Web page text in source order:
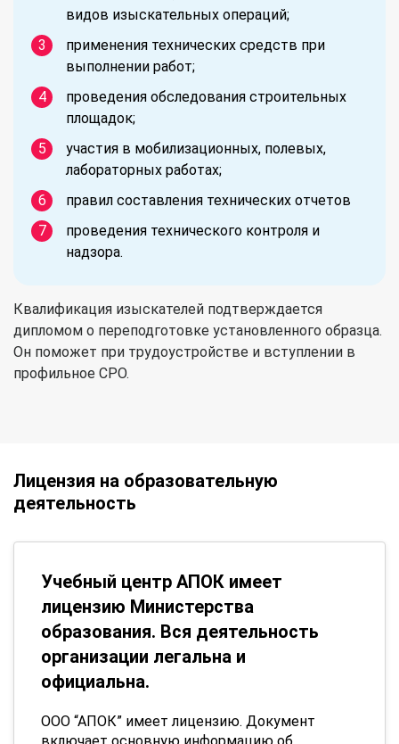
видов изыскательных операций;
применения технических средств при
выполнении работ;
проведения обследования строительных
площадок;
участия в мобилизационных, полевых,
лабораторных работах;
правил составления технических отчетов
проведения технического контроля и
надзора.
Квалификация изыскателей подтверждается
дипломом о переподготовке установленного образца.
Он поможет при трудоустройстве и вступлении в
профильное СРО.
Лицензия на образовательную
деятельность
Учебный центр АПОК имеет
лицензию Министерства
образования. Вся деятельность
организации легальна и
официальна.
ООО “АПОК” имеет лицензию. Документ